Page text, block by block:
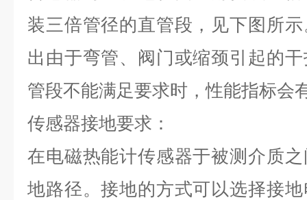
装三倍管径的直管段，见下图所
出由于弯管、阀门或缩颈引起的
管段不能满足要求时，性能指标会
传感器接地要求：
在电磁热能计传感器于被测介质
地路径。接地的方式可以选择接